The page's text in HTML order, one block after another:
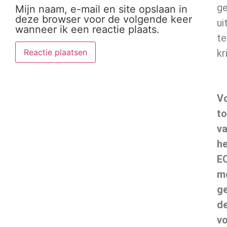
Mijn naam, e-mail en site opslaan in
deze browser voor de volgende keer
wanneer ik een reactie plaats.
te